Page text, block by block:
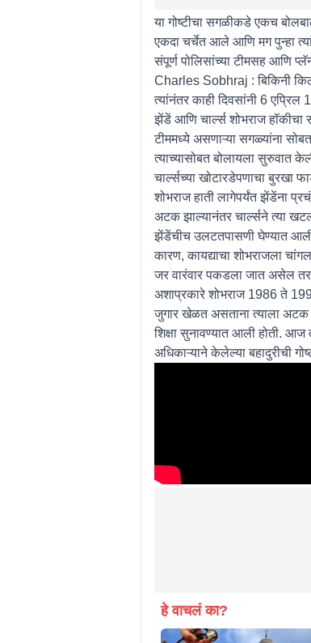
या गोष्टीचा सगळीकडे एकच
एकदा चर्चेत आले आणि मग पुन्हा
संपूर्ण पोलिसांच्या टीमसह आणि
Charles Sobhraj : बिकिनी
त्यांनंतर काही दिवसांनी 6
झेंडें आणि चार्ल्स शोभराज हॉकीचा
टीममध्ये असणाऱ्या सगळ्यांना
त्याच्यासोबत बोलायला सुरुवात
चार्ल्सच्या खोटारडेपणाचा बुरखा
शोभराज हाती लागेपर्यंत झेंडेंना
अटक झाल्यानंतर चार्ल्सने त्या
झेंडेंचीच उलटतपासणी घेण्यात आली.
कारण, कायद्याचा शोभराजला
जर वारंवार पकडला जात असेल तर
अशाप्रकारे शोभराज 1986 ते
जुगार खेळत असताना त्याला अटक
शिक्षा सुनावण्यात आली होती. आज
अधिकाऱ्याने केलेल्या बहादुरीची
हे वाचलं का?